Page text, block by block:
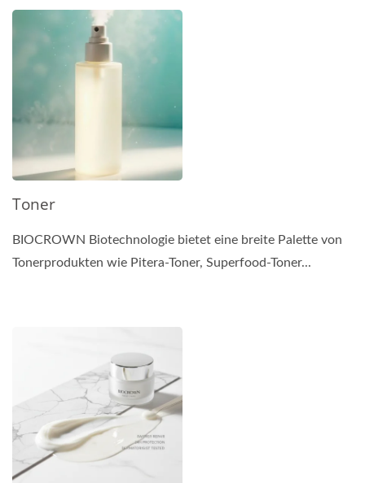
Toner
BIOCROWN Biotechnologie bietet eine breite Palette von
Tonerprodukten wie Pitera-Toner, Superfood-Toner...